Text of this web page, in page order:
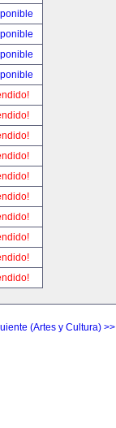
(Artes y Cultura) >>